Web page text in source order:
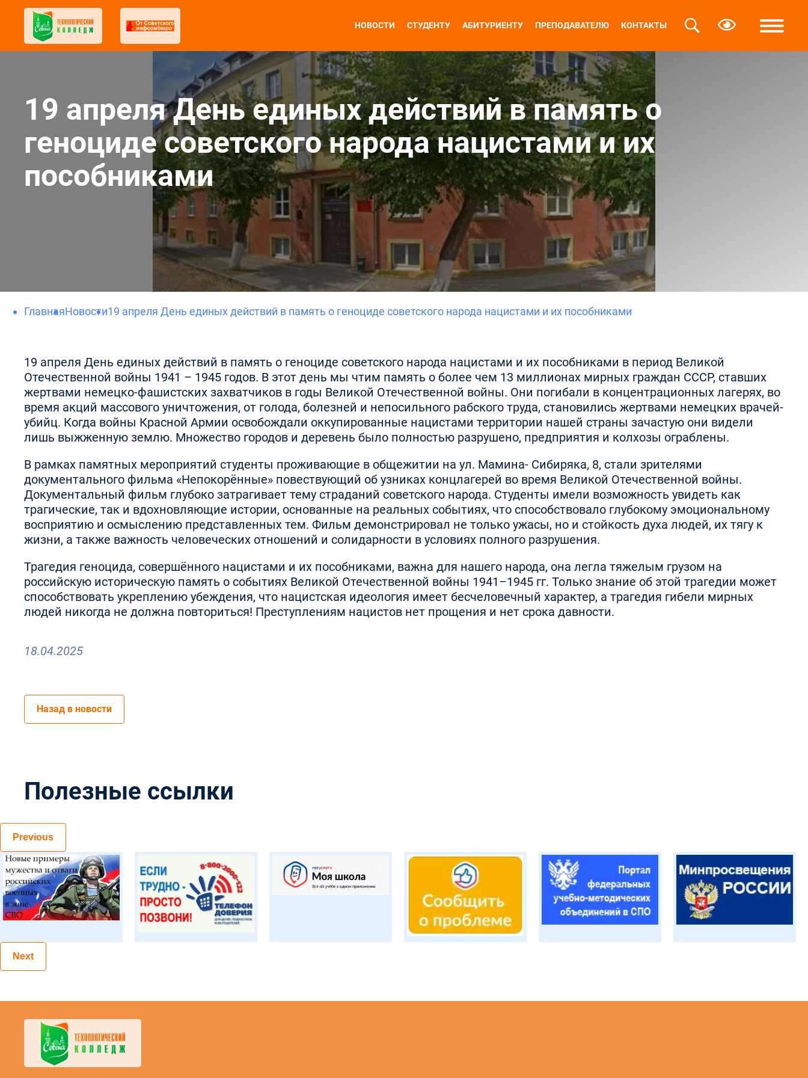
НОВОСТИ СТУДЕНТУ АБИТУРИЕНТУ ПРЕПОДАВАТЕЛЮ КОНТАКТЫ
19 апреля День единых действий в память о
геноциде советского народа нацистами и их
пособниками
ГлавнаяНовости19 апреля День единых действий в память о геноциде советского народа нацистами и их пособниками
19 апреля День единых действий в память о геноциде советского народа нацистами и их пособниками в период Великой
Отечественной войны 1941 – 1945 годов. В этот день мы чтим память о более чем 13 миллионах мирных граждан СССР, ставших
жертвами немецко-фашистских захватчиков в годы Великой Отечественной войны. Они погибали в концентрационных лагерях, во
время акций массового уничтожения, от голода, болезней и непосильного рабского труда, становились жертвами немецких врачей-
убийц. Когда войны Красной Армии освобождали оккупированные нацистами территории нашей страны зачастую они видели
лишь выжженную землю. Множество городов и деревень было полностью разрушено, предприятия и колхозы ограблены.
В рамках памятных мероприятий студенты проживающие в общежитии на ул. Мамина- Сибиряка, 8, стали зрителями
документального фильма «Непокорённые» повествующий об узниках концлагерей во время Великой Отечественной войны.
Документальный фильм глубоко затрагивает тему страданий советского народа. Студенты имели возможность увидеть как
трагические, так и вдохновляющие истории, основанные на реальных событиях, что способствовало глубокому эмоциональному
восприятию и осмыслению представленных тем. Фильм демонстрировал не только ужасы, но и стойкость духа людей, их тягу к
жизни, а также важность человеческих отношений и солидарности в условиях полного разрушения.
Трагедия геноцида, совершённого нацистами и их пособниками, важна для нашего народа, она легла тяжелым грузом на
российскую историческую память о событиях Великой Отечественной войны 1941–1945 гг. Только знание об этой трагедии может
способствовать укреплению убеждения, что нацистская идеология имеет бесчеловечный характер, а трагедия гибели мирных
людей никогда не должна повториться! Преступлениям нацистов нет прощения и нет срока давности.
18.04.2025
Назад в новости
Полезные ссылки
Previous
Next